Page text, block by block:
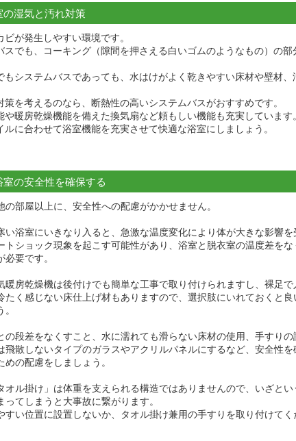
の湿気と汚れ対策
が発生しやすい環境です。
スでも、コーキング（隙間を押さえる白いゴムのようなもの）の部
もシステムバスであっても、水はけがよく乾きやすい床材や壁材
策を考えるのなら、断熱性の高いシステムバスがおすすめです。
や暖房乾燥機能を備えた換気扇など頼もしい機能も充実しています。
ルに合わせて浴室機能を充実させて快適な浴室にしましょう。
室の安全性を確保する
の部屋以上に、安全性への配慮がかかせません。
い浴室にいきなり入ると、急激な温度変化により体が大きな影響を
トショック現象を起こす可能性があり、浴室と脱衣室の温度差をな
要です。
暖房乾燥機は後付けでも簡単な工事で取り付けられますし、裸足で
たく感じない床仕上げ材もありますので、選択肢にいれておくと良
の段差をなくすこと、水に濡れても滑らない床材の使用、手すりの
飛散しないタイプのガラスやアクリルパネルにするなど、安全性を
めの配慮をしましょう。
オル掛け」は体重を支えられる構造ではありませんので、いざとい
ってしまうと大事故に繋がります。
すい位置に設置しないか、タオル掛け兼用の手すりを取り付けてく